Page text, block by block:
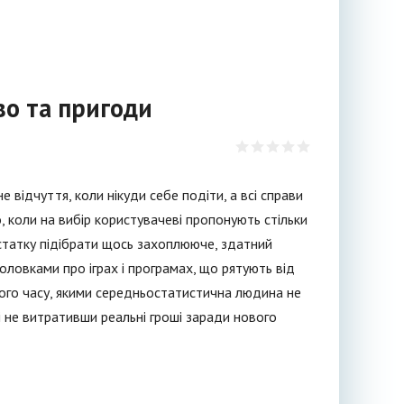
та пригоди
коли нікуди себе подіти, а всі справи
на вибір користувачеві пропонують стільки
підібрати щось захоплююче, здатний
про іграх і програмах, що рятують від
часу, якими середньостатистична людина не
витративши реальні гроші заради нового